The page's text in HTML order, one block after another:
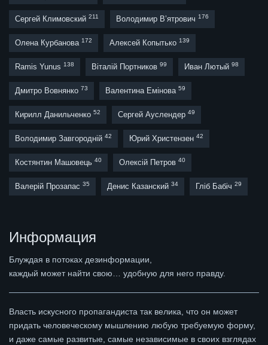
Сергей Климовский 211 Володимир В’ятрович 176
Олена Курбанова 172 Алексей Копытько 139
Ramis Yunus 138 Віталій Портников 99 Иван Лютый 98
Дмитро Вовнянко 73 Валентина Емінова 59
Кирилл Данильченко 52 Сергей Ауслендер 49
Володимир Завгородній 42 Юрий Христензен 42
Костянтин Машовець 40 Олексій Петров 40
Валерій Прозапас 35 Денис Казанский 34 Гліб Бабіч 29
Информация
Блуждая в потоках дезинформации,
каждый может найти свою… удобную для него правду.
Власть искусного пропагандиста так велика, что он может
придать человеческому мышлению любую требуемую форму,
и даже самые развитые, самые независимые в своих взглядах